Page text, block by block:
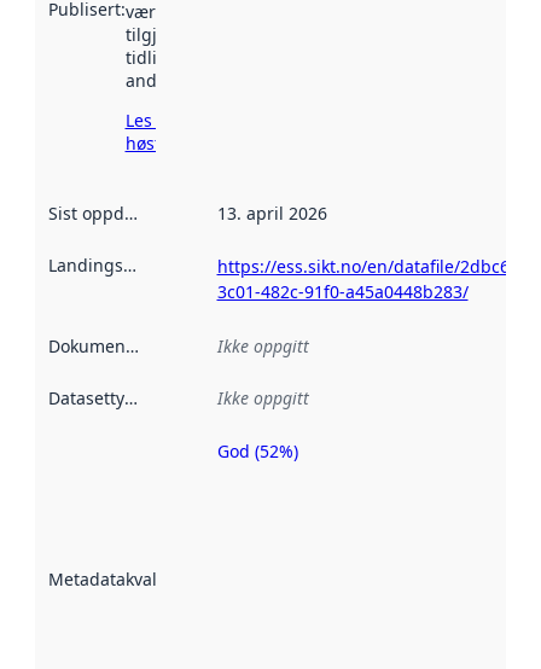
Publisert:vært
tilgjengelig
tidligere
andre steder.
Les mer om
høsting her
Sist oppdatert 13. april 2026
Landingsside
https://ess.sikt.no/en/datafile/
3c01-482c-91f0-a45a0448b283/
Dokumentasjon Ikke oppgitt
Datasettype Ikke oppgitt
Metadatakvalitet
Metadatakvalitet
God (52%)